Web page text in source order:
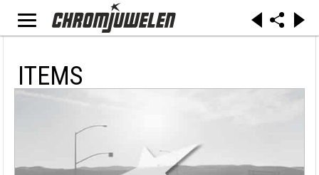
ITEMS